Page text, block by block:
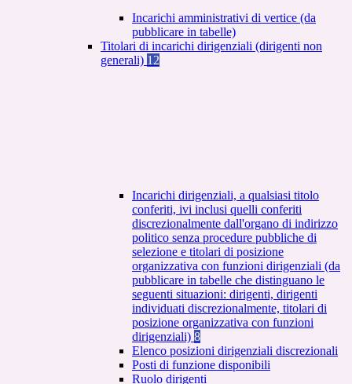
Incarichi amministrativi di vertice (da
pubblicare in tabelle)
Titolari di incarichi dirigenziali (dirigenti non
generali) 12
Incarichi dirigenziali, a qualsiasi titolo
conferiti, ivi inclusi quelli conferiti
discrezionalmente dall'organo di indirizzo
politico senza procedure pubbliche di
selezione e titolari di posizione
organizzativa con funzioni dirigenziali (da
pubblicare in tabelle che distinguano le
seguenti situazioni: dirigenti, dirigenti
individuati discrezionalmente, titolari di
posizione organizzativa con funzioni
dirigenziali) 8
Elenco posizioni dirigenziali discrezionali
Posti di funzione disponibili
Ruolo dirigenti